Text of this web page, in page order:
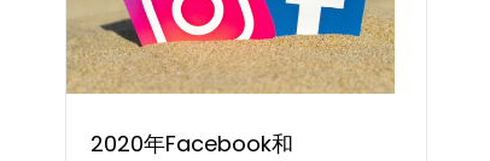
2020年Facebook和